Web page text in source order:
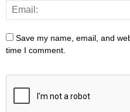
Save my name, email, and
time I comment.